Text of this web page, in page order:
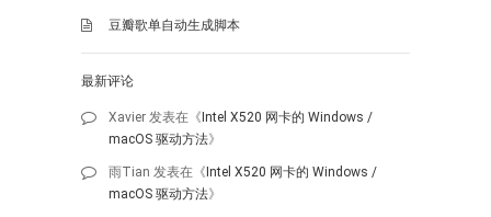
豆瓣歌单自动生成脚本
最新评论
Xavier 发表在《Intel X520 网卡的 Windows /
macOS 驱动方法》
雨Tian 发表在《Intel X520 网卡的 Windows /
macOS 驱动方法》